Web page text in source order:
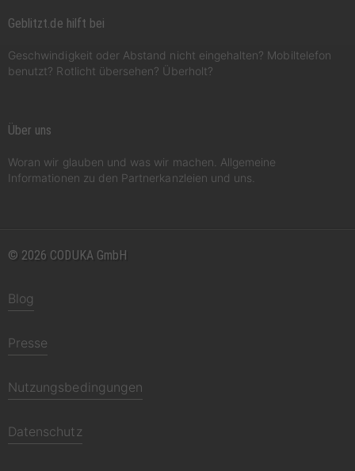
Geblitzt.de hilft bei
Geschwindigkeit oder Abstand nicht eingehalten? Mobiltelefon
benutzt? Rotlicht übersehen? Überholt?
Über uns
Woran wir glauben und was wir machen. Allgemeine
Informationen zu den Partnerkanzleien und uns.
© 2026 CODUKA GmbH
Blog
Presse
Nutzungsbedingungen
Datenschutz